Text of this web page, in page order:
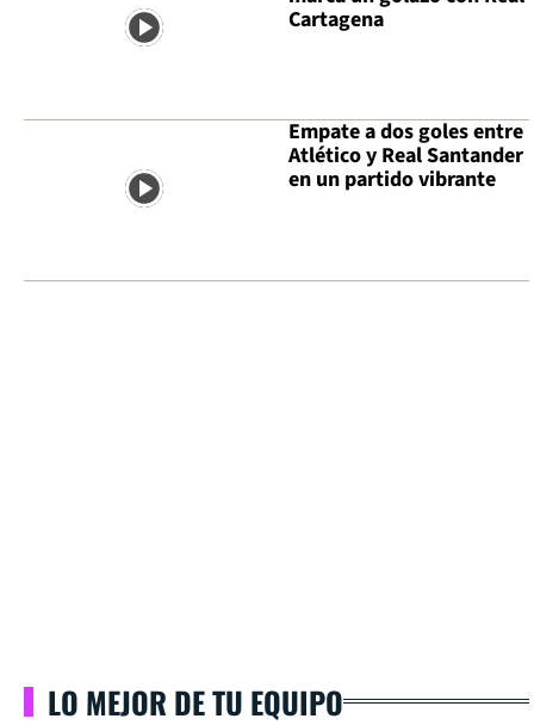
Cartagena
Empate a dos goles entre
Atlético y Real Santander
en un partido vibrante
LO MEJOR DE TU EQUIPO